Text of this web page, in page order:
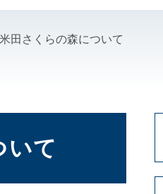
索
田さくらの森について
いて